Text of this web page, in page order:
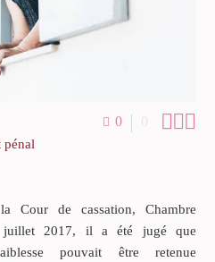
0 0 
pénal
Cour de cassation, Chambre
2017, il a été jugé que
pouvait être retenue